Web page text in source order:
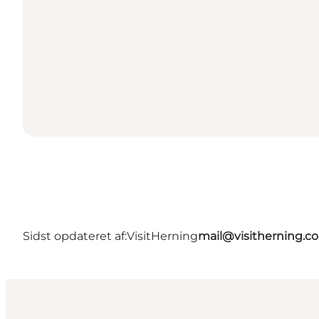
Sidst opdateret af:VisitHerning